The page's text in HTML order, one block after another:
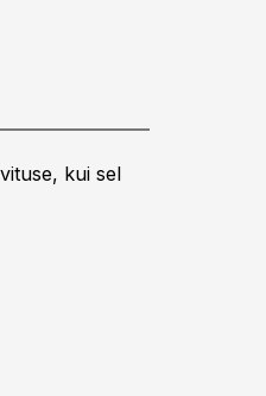
kui sel